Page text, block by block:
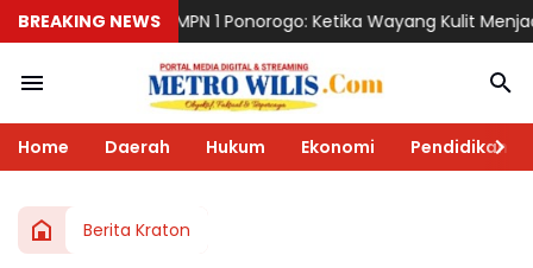
BREAKING NEWS
1 Ponorogo: Ketika Wayang Kulit Menjadi Cermin Perjalanan
Home Daerah Hukum Ekonomi Pendidikan
Berita Kraton